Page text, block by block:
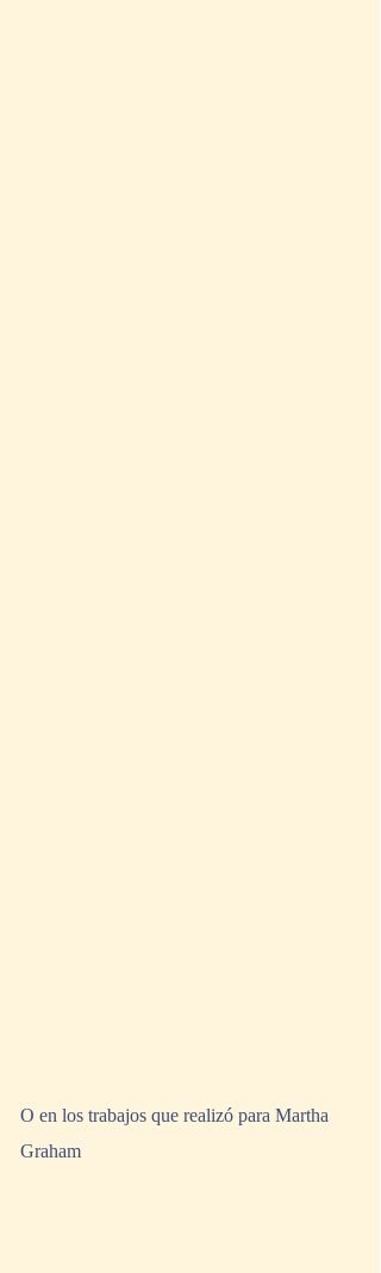
O en los trabajos que realizó para Martha
Graham